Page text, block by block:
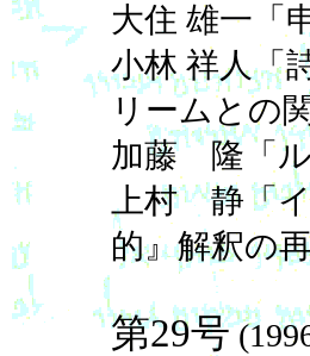
大住 雄一「
小林 祥人「
リームとの
加藤 隆「ル
上村 静「
的』解釈の
第29号